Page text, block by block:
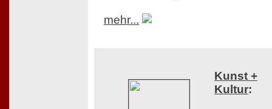
mehr...
Kunst +
Kultur: